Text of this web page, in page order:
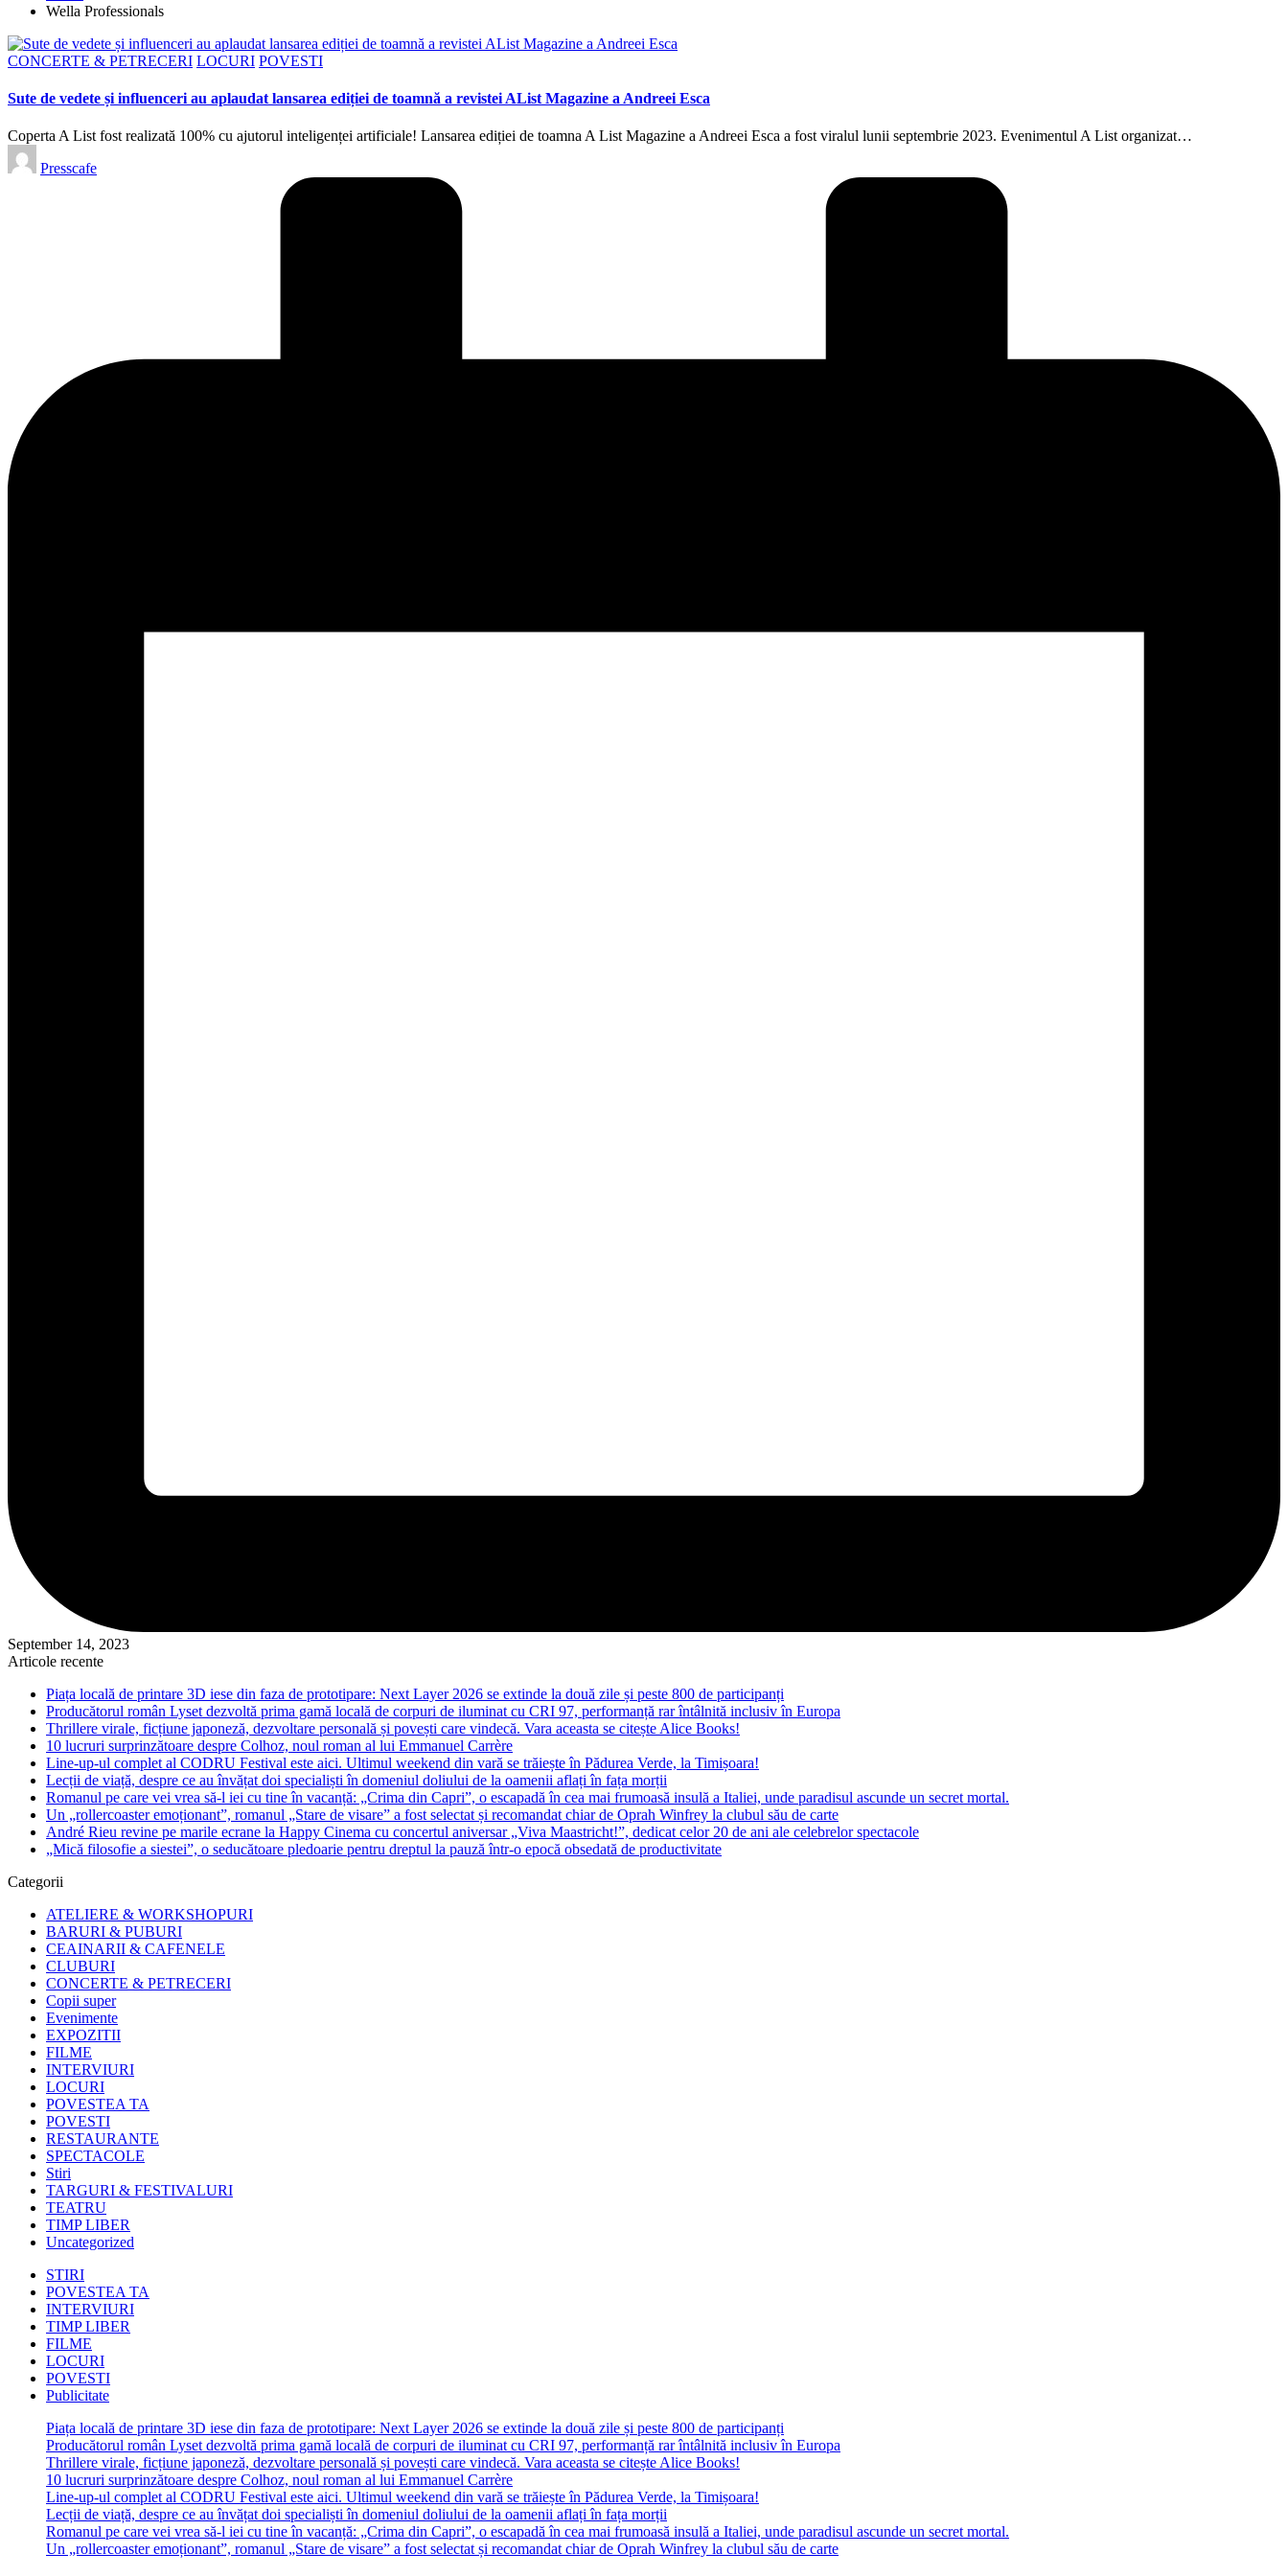
Wella Professionals
Posted
CONCERTE & PETRECERI LOCURI POVESTI
Sute de vedete și influenceri au aplaudat lansarea ediției de toamnă a revistei AList Magazine a Andreei Esca
Coperta A List fost realizată 100% cu ajutorul inteligenței artificiale! Lansarea ediției de toamna A List Magazine a Andreei Esca a fost viralul lunii septembrie 2023. Evenimentul A List organizat…
Posted
by
Presscafe
September 14, 2023
Articole recente
Piața locală de printare 3D iese din faza de prototipare: Next Layer 2026 se extinde la două zile și peste 800 de participanți
Producătorul român Lyset dezvoltă prima gamă locală de corpuri de iluminat cu CRI 97, performanță rar întâlnită inclusiv în Europa
Thrillere virale, ficțiune japoneză, dezvoltare personală și povești care vindecă. Vara aceasta se citește Alice Books!
10 lucruri surprinzătoare despre Colhoz, noul roman al lui Emmanuel Carrère
Line-up-ul complet al CODRU Festival este aici. Ultimul weekend din vară se trăiește în Pădurea Verde, la Timișoara!
Lecții de viață, despre ce au învățat doi specialiști în domeniul doliului de la oamenii aflați în fața morții
Romanul pe care vei vrea să-l iei cu tine în vacanță: „Crima din Capri”, o escapadă în cea mai frumoasă insulă a Italiei, unde paradisul ascunde un secret mortal.
Un „rollercoaster emoționant”, romanul „Stare de visare” a fost selectat și recomandat chiar de Oprah Winfrey la clubul său de carte
André Rieu revine pe marile ecrane la Happy Cinema cu concertul aniversar „Viva Maastricht!”, dedicat celor 20 de ani ale celebrelor spectacole
„Mică filosofie a siestei”, o seducătoare pledoarie pentru dreptul la pauză într-o epocă obsedată de productivitate
Categorii
ATELIERE & WORKSHOPURI
BARURI & PUBURI
CEAINARII & CAFENELE
CLUBURI
CONCERTE & PETRECERI
Copii super
Evenimente
EXPOZITII
FILME
INTERVIURI
LOCURI
POVESTEA TA
POVESTI
RESTAURANTE
SPECTACOLE
Stiri
TARGURI & FESTIVALURI
TEATRU
TIMP LIBER
Uncategorized
STIRI
POVESTEA TA
INTERVIURI
TIMP LIBER
FILME
LOCURI
POVESTI
Publicitate
Piața locală de printare 3D iese din faza de prototipare: Next Layer 2026 se extinde la două zile și peste 800 de participanți
Producătorul român Lyset dezvoltă prima gamă locală de corpuri de iluminat cu CRI 97, performanță rar întâlnită inclusiv în Europa
Thrillere virale, ficțiune japoneză, dezvoltare personală și povești care vindecă. Vara aceasta se citește Alice Books!
10 lucruri surprinzătoare despre Colhoz, noul roman al lui Emmanuel Carrère
Line-up-ul complet al CODRU Festival este aici. Ultimul weekend din vară se trăiește în Pădurea Verde, la Timișoara!
Lecții de viață, despre ce au învățat doi specialiști în domeniul doliului de la oamenii aflați în fața morții
Romanul pe care vei vrea să-l iei cu tine în vacanță: „Crima din Capri”, o escapadă în cea mai frumoasă insulă a Italiei, unde paradisul ascunde un secret mortal.
Un „rollercoaster emoționant”, romanul „Stare de visare” a fost selectat și recomandat chiar de Oprah Winfrey la clubul său de carte